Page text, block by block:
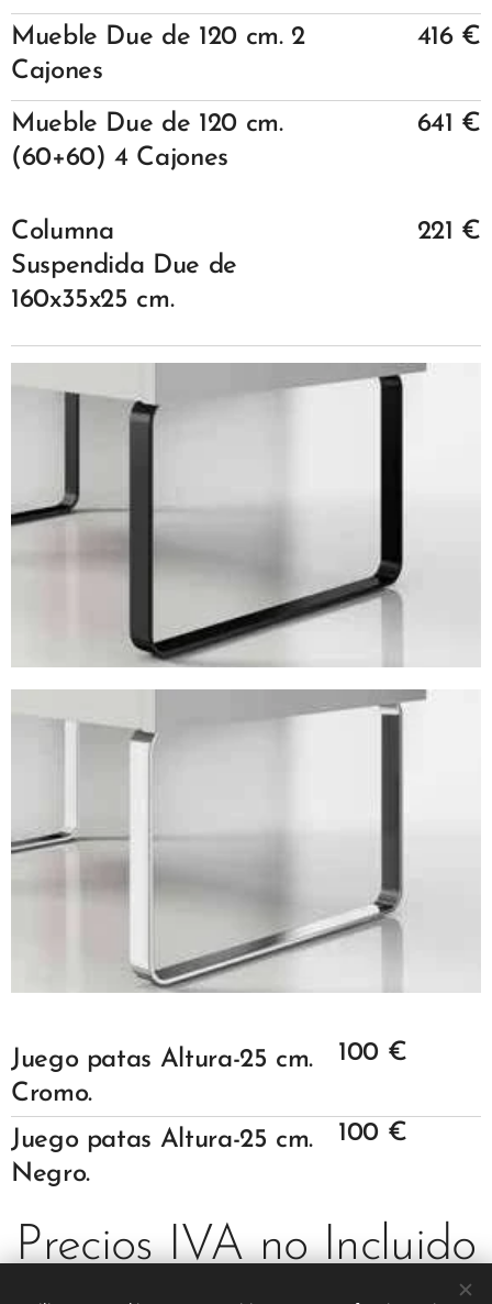
Mueble Due de 120 cm. 2
Cajones
416 €
Mueble Due de 120 cm.
(60+60) 4 Cajones
641 €
Columna
Suspendida Due de
160x35x25 cm.
221 €
Juego patas Altura-25 cm.
Cromo.
100 €
Juego patas Altura-25 cm.
Negro.
100 €
Precios IVA no Incluido